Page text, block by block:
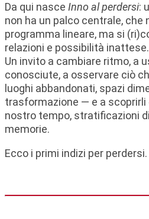
Da qui nasce Inno al perdersi:
non ha un palco centrale, che
programma lineare, ma si
relazioni e possibilità inattese.
Un invito a cambiare ritmo, a
conosciute, a osservare ciò
luoghi abbandonati, spazi
trasformazione — e a scoprirli
nostro tempo, stratificazioni
memorie.
Ecco i primi indizi per perdersi.